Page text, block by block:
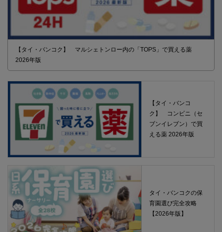
【タイ・バンコク】 マルシェトンロー内の「TOPS」で買える薬
2026年版
【タイ・バンコ
ク】 コンビニ（セ
ブンイレブン）で買
える薬 2026年版
タイ・バンコクの保
育園選び完全攻略
【2026年版】